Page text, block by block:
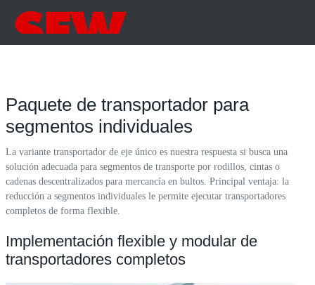
Paquete de transportador para
segmentos individuales
La variante transportador de eje único es nuestra respuesta si busca una
solución adecuada para segmentos de transporte por rodillos, cintas o
cadenas descentralizados para mercancía en bultos. Principal ventaja: la
reducción a segmentos individuales le permite ejecutar transportadores
completos de forma flexible.
Implementación flexible y modular de
transportadores completos